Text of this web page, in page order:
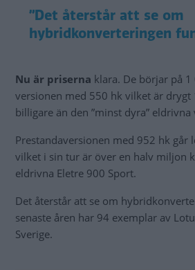
”Det återstår att se om
hybridkonverteringen
Nu är priserna klara. De börjar på
versionen med 550 hk vilket är
billigare än den ”minst dyra” eldrivna
Prestandaversionen med 952 hk går
vilket i sin tur är över en halv miljon
eldrivna Eletre 900 Sport.
Det återstår att se om
senaste åren har 94 exemplar av
Sverige.